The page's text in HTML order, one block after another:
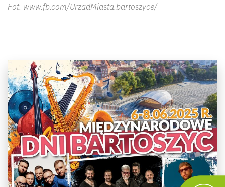
Fot. www.fb.com/UrzadMiasta.bartoszyce/